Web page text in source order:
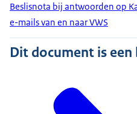
Beslisnota bij antwoorden op
e-mails van en naar VWS
Dit document is een